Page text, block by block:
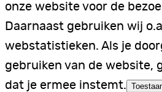
onze website voor de
Daarnaast gebruiken wij
webstatistieken. Als je
gebruiken van de website,
dat je ermee instemt.